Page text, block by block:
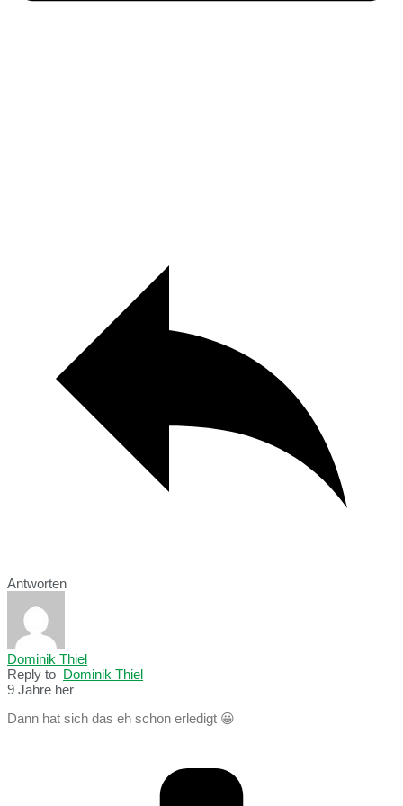
Antworten
Dominik Thiel
Reply to Dominik Thiel
9 Jahre her
Dann hat sich das eh schon erledigt 😀